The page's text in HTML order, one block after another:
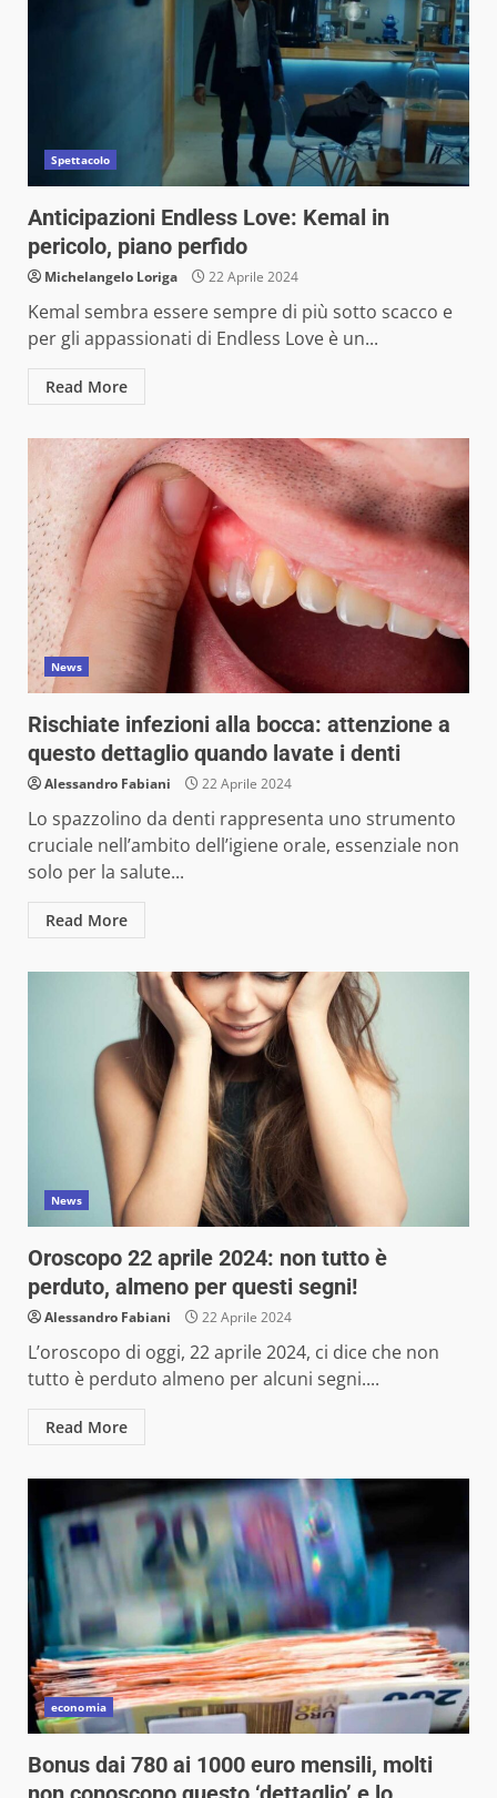
Spettacolo
Anticipazioni Endless Love: Kemal in
pericolo, piano perfido
Michelangelo Loriga 22 Aprile 2024
Kemal sembra essere sempre di più sotto scacco e
per gli appassionati di Endless Love è un...
Read More
News
Rischiate infezioni alla bocca: attenzione a
questo dettaglio quando lavate i denti
Alessandro Fabiani 22 Aprile 2024
Lo spazzolino da denti rappresenta uno strumento
cruciale nell’ambito dell’igiene orale, essenziale non
solo per la salute...
Read More
News
Oroscopo 22 aprile 2024: non tutto è
perduto, almeno per questi segni!
Alessandro Fabiani 22 Aprile 2024
L’oroscopo di oggi, 22 aprile 2024, ci dice che non
tutto è perduto almeno per alcuni segni....
Read More
economia
Bonus dai 780 ai 1000 euro mensili, molti